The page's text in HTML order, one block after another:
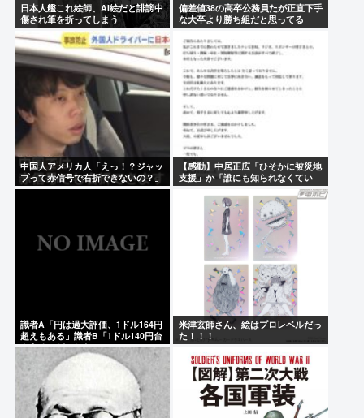
日本人艦これ絵師、AI絵だと誹謗中
傷され筆を折ってしまう
偏差値38の高卒公務員たが正直下手
な大卒より勝ち組だと思ってる
中国人アメリカ人「えっ！？ジャッ
プって赤信号で右折できないの？」
【感動】中居正広「ひそかに被災地
支援」か「誰にも知られなくてい
い」
識者A「円は過大評価、1ドル164円
超えもある」識者B「1ドル140円台
もある」どっちなの
米津玄師さん、絵はプロレベルだっ
た！！！